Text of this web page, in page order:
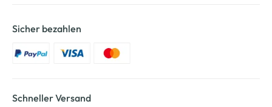
Sicher bezahlen
Schneller Versand